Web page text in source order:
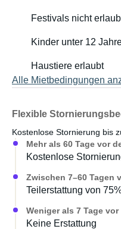
Festivals nicht
Kinder unter 12
Haustiere erlaubt
Alle Mietbedingungen
Flexible
Kostenlose Stornierung bis
Mehr als 60 Tage vor
Kostenlose
Zwischen 7–60 Tagen
Teilerstattung von
Weniger als 7 Tage
Keine Erstattung